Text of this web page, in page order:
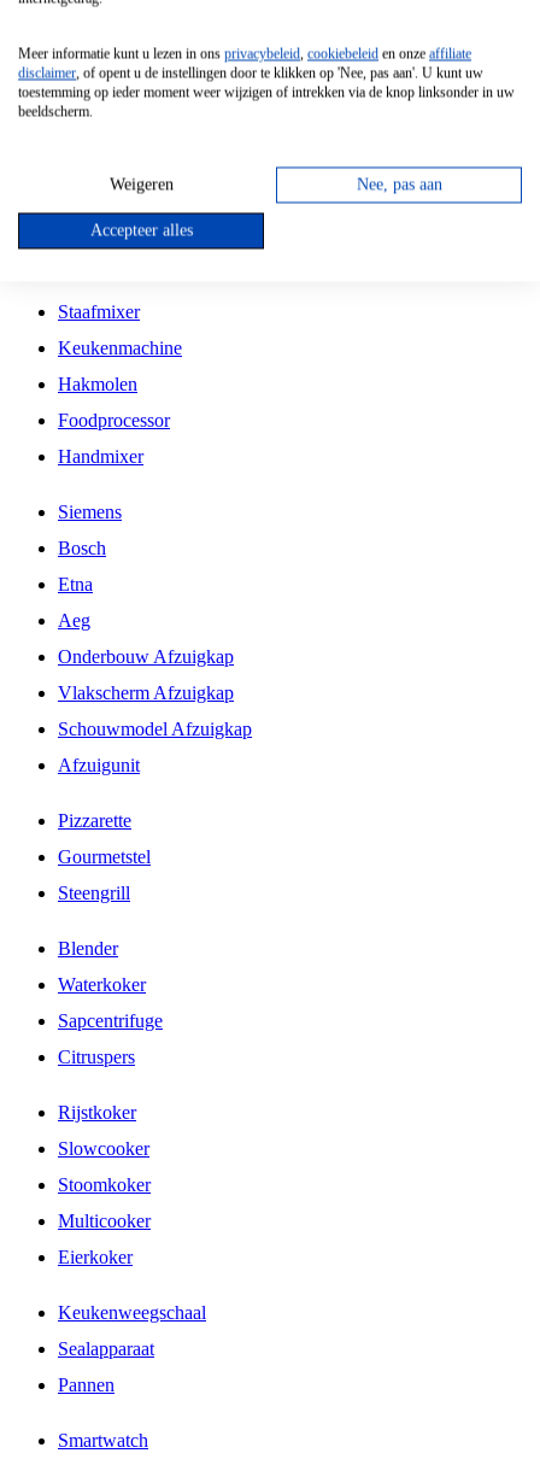
Vrijstaande Magnetron
Vrijstaande Kookplaat
Inbouw Gaskookplaat
Inbouw Keramische Kookplaat
Kookplaat Accessoires
Staafmixer
Keukenmachine
Hakmolen
Foodprocessor
Handmixer
Siemens
Bosch
Etna
Aeg
Onderbouw Afzuigkap
Vlakscherm Afzuigkap
Schouwmodel Afzuigkap
Afzuigunit
Pizzarette
Gourmetstel
Steengrill
Blender
Waterkoker
Sapcentrifuge
Citruspers
Rijstkoker
Slowcooker
Stoomkoker
Multicooker
Eierkoker
Keukenweegschaal
Sealapparaat
Pannen
Smartwatch
Meer informatie kunt u lezen in ons privacybeleid, cookiebeleid en onze affiliate
disclaimer, of opent u de instellingen door te klikken op 'Nee, pas aan'. U kunt uw
toestemming op ieder moment weer wijzigen of intrekken via de knop linksonder in uw
beeldscherm.
Weigeren Nee, pas aan
Accepteer alles